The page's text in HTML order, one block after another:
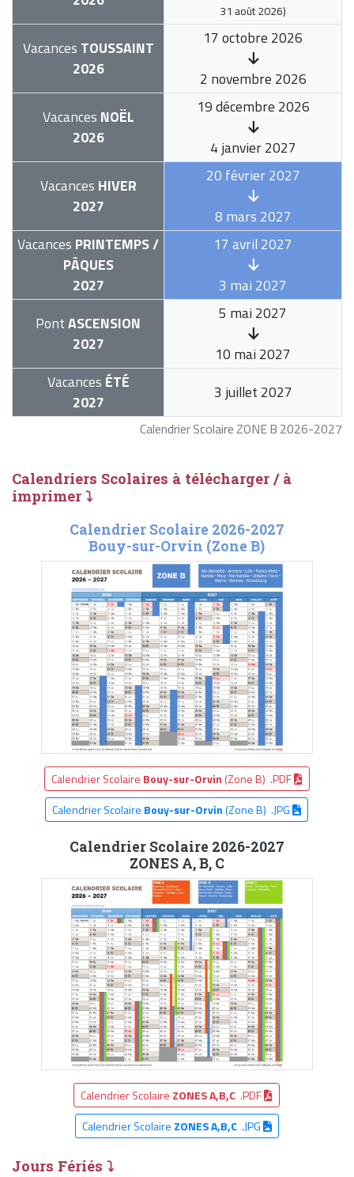
Calendrier Scolaire ZONE B 2026-2027
31 août 2026)
Vacances TOUSSAINT
2026
17 octobre 2026
2 novembre 2026
Vacances NOËL
2026
19 décembre 2026
4 janvier 2027
Vacances HIVER
2027
20 février 2027
8 mars 2027
Vacances PRINTEMPS /
PÂQUES
2027
17 avril 2027
3 mai 2027
PontASCENSION
2027
5 mai 2027
10 mai 2027
Vacances ÉTÉ
2027
3 juillet 2027
Calendriers Scolaires à télécharger / à
imprimer ⤵
Calendrier Scolaire 2026-2027
Bouy-sur-Orvin (Zone B)
Calendrier Scolaire Bouy-sur-Orvin (Zone B) .PDF
Calendrier Scolaire Bouy-sur-Orvin(Zone B) .JPG
Calendrier Scolaire 2026-2027
ZONES A, B, C
Calendrier Scolaire ZONES A,B,C .PDF
Calendrier Scolaire ZONES A,B,C.JPG
Jours Fériés ⤵